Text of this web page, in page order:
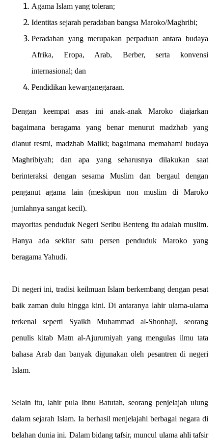
Agama Islam yang toleran;
Identitas sejarah peradaban bangsa Maroko/Maghribi;
Peradaban yang merupakan perpaduan antara budaya
Afrika, Eropa, Arab, Berber, serta konvensi
internasional; dan
Pendidikan kewarganegaraan.
Dengan keempat asas ini anak-anak Maroko diajarkan
bagaimana beragama yang benar menurut madzhab yang
dianut resmi, madzhab Maliki; bagaimana memahami budaya
Maghribiyah; dan apa yang seharusnya dilakukan saat
berinteraksi dengan sesama Muslim dan bergaul dengan
penganut agama lain (meskipun non muslim di Maroko
jumlahnya sangat kecil).
mayoritas penduduk Negeri Seribu Benteng itu adalah muslim.
Hanya ada sekitar satu persen penduduk Maroko yang
beragama Yahudi.
Di negeri ini, tradisi keilmuan Islam berkembang dengan pesat
baik zaman dulu hingga kini. Di antaranya lahir ulama-ulama
terkenal seperti Syaikh Muhammad al-Shonhaji, seorang
penulis kitab Matn al-Ajurumiyah yang mengulas ilmu tata
bahasa Arab dan banyak digunakan oleh pesantren di negeri
Islam.
Selain itu, lahir pula Ibnu Batutah, seorang penjelajah ulung
dalam sejarah Islam. Ia berhasil menjelajahi berbagai negara di
belahan dunia ini. Dalam bidang tafsir, muncul ulama ahli tafsir